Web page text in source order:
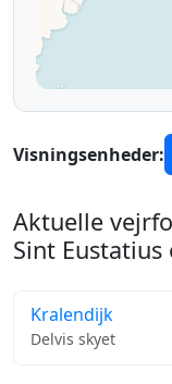
Visningsenheder:
Aktuelle
Sint Eustatius
Kralendijk
Delvis skyet